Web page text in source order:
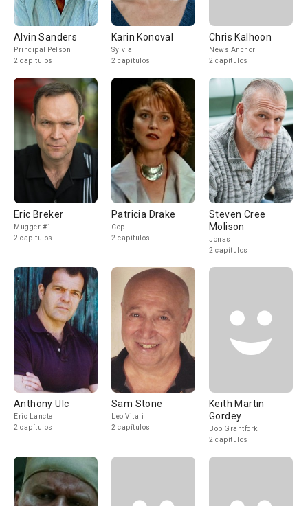
Alvin Sanders
Principal Pelson
2 capítulos
Karin Konoval
Sylvia
2 capítulos
Chris Kalhoon
News Anchor
2 capítulos
Eric Breker
Mugger #1
2 capítulos
Patricia Drake
Cop
2 capítulos
Steven Cree
Molison
Jonas
2 capítulos
Anthony Ulc
Eric Lancte
2 capítulos
Sam Stone
Leo Vitali
2 capítulos
Keith Martin
Gordey
Bob Grantfork
2 capítulos